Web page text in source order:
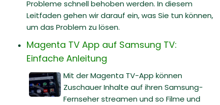
Probleme schnell behoben werden. In diesem
Leitfaden gehen wir darauf ein, was Sie tun können,
um das Problem zu lösen.
Magenta TV App auf Samsung TV:
Einfache Anleitung
Mit der Magenta TV-App können
Zuschauer Inhalte auf ihren Samsung-
Fernseher streamen und so Filme und